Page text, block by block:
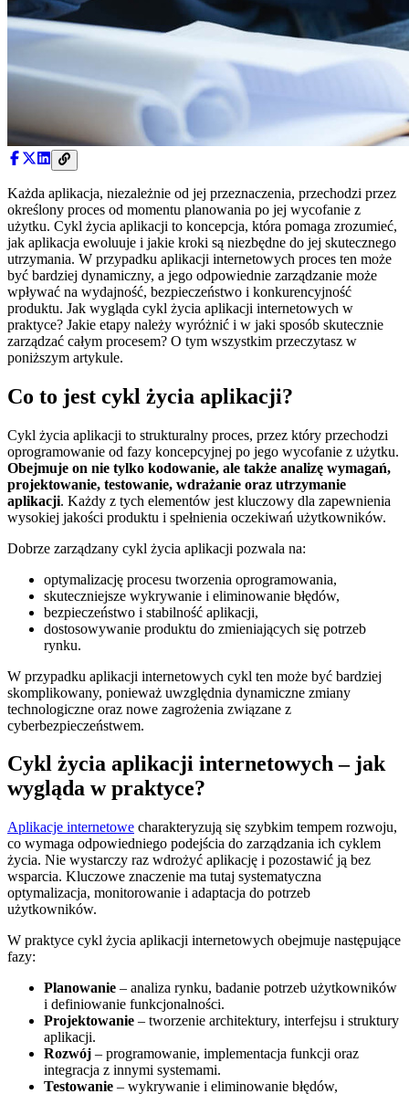
Każda aplikacja, niezależnie od jej przeznaczenia, przechodzi przez
określony proces od momentu planowania po jej wycofanie z
użytku. Cykl życia aplikacji to koncepcja, która pomaga zrozumieć,
jak aplikacja ewoluuje i jakie kroki są niezbędne do jej skutecznego
utrzymania. W przypadku aplikacji internetowych proces ten może
być bardziej dynamiczny, a jego odpowiednie zarządzanie może
wpływać na wydajność, bezpieczeństwo i konkurencyjność
produktu. Jak wygląda cykl życia aplikacji internetowych w
praktyce? Jakie etapy należy wyróżnić i w jaki sposób skutecznie
zarządzać całym procesem? O tym wszystkim przeczytasz w
poniższym artykule.
Co to jest cykl życia aplikacji?
Cykl życia aplikacji to strukturalny proces, przez który przechodzi
oprogramowanie od fazy koncepcyjnej po jego wycofanie z użytku.
Obejmuje on nie tylko kodowanie, ale także analizę wymagań,
projektowanie, testowanie, wdrażanie oraz utrzymanie
aplikacji. Każdy z tych elementów jest kluczowy dla zapewnienia
wysokiej jakości produktu i spełnienia oczekiwań użytkowników.
Dobrze zarządzany cykl życia aplikacji pozwala na:
optymalizację procesu tworzenia oprogramowania,
skuteczniejsze wykrywanie i eliminowanie błędów,
bezpieczeństwo i stabilność aplikacji,
dostosowywanie produktu do zmieniających się potrzeb
rynku.
W przypadku aplikacji internetowych cykl ten może być bardziej
skomplikowany, ponieważ uwzględnia dynamiczne zmiany
technologiczne oraz nowe zagrożenia związane z
cyberbezpieczeństwem.
Cykl życia aplikacji internetowych – jak
wygląda w praktyce?
Aplikacje internetowe charakteryzują się szybkim tempem rozwoju,
co wymaga odpowiedniego podejścia do zarządzania ich cyklem
życia. Nie wystarczy raz wdrożyć aplikację i pozostawić ją bez
wsparcia. Kluczowe znaczenie ma tutaj systematyczna
optymalizacja, monitorowanie i adaptacja do potrzeb
użytkowników.
W praktyce cykl życia aplikacji internetowych obejmuje następujące
fazy:
Planowanie – analiza rynku, badanie potrzeb użytkowników
i definiowanie funkcjonalności.
Projektowanie – tworzenie architektury, interfejsu i struktury
aplikacji.
Rozwój – programowanie, implementacja funkcji oraz
integracja z innymi systemami.
Testowanie – wykrywanie i eliminowanie błędów,